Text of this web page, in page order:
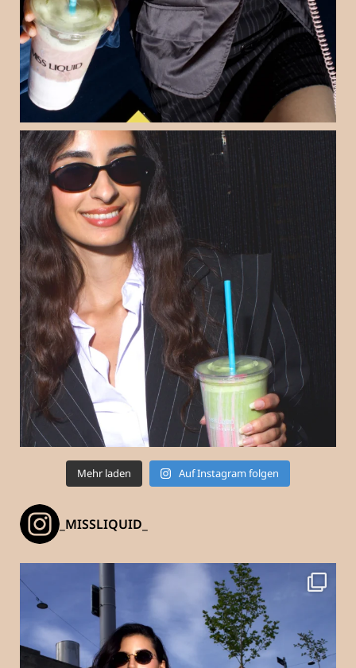
Mehr laden Auf Instagram folgen
_MISSLIQUID_